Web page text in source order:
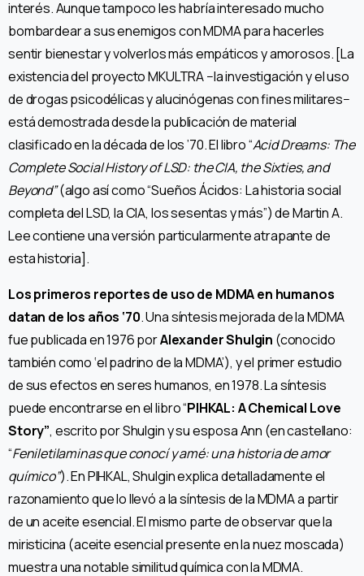
interés. Aunque tampoco les habría interesado mucho
bombardear a sus enemigos con MDMA para hacerles
sentir bienestar y volverlos más empáticos y amorosos. [La
existencia del proyecto MKULTRA −la investigación y el uso
de drogas psicodélicas y alucinógenas con fines militares−
está demostrada desde la publicación de material
clasificado en la década de los ’70. El libro “Acid Dreams: The
Complete Social History of LSD: the CIA, the Sixties, and
Beyond”(algo así como “Sueños Ácidos: La historia social
completa del LSD, la CIA, los sesentas y más”) de Martin A.
Lee contiene una versión particularmente atrapante de
esta historia].
Los primeros reportes de uso de MDMA en humanos
datan de los años ‘70. Una síntesis mejorada de la MDMA
fue publicada en 1976 porAlexander Shulgin (conocido
también como ‘el padrino de la MDMA’), y el primer estudio
de sus efectos en seres humanos, en 1978. La síntesis
puede encontrarse en el libro “PIHKAL: A Chemical Love
Story”, escrito por Shulgin y su esposa Ann (en castellano:
“Feniletilaminas que conocí y amé: una historia de amor
químico”). En PIHKAL, Shulgin explica detalladamente el
razonamiento que lo llevó a la síntesis de la MDMA a partir
de un aceite esencial. El mismo parte de observar que la
miristicina (aceite esencial presente en la nuez moscada)
muestra una notable similitud química con la MDMA.